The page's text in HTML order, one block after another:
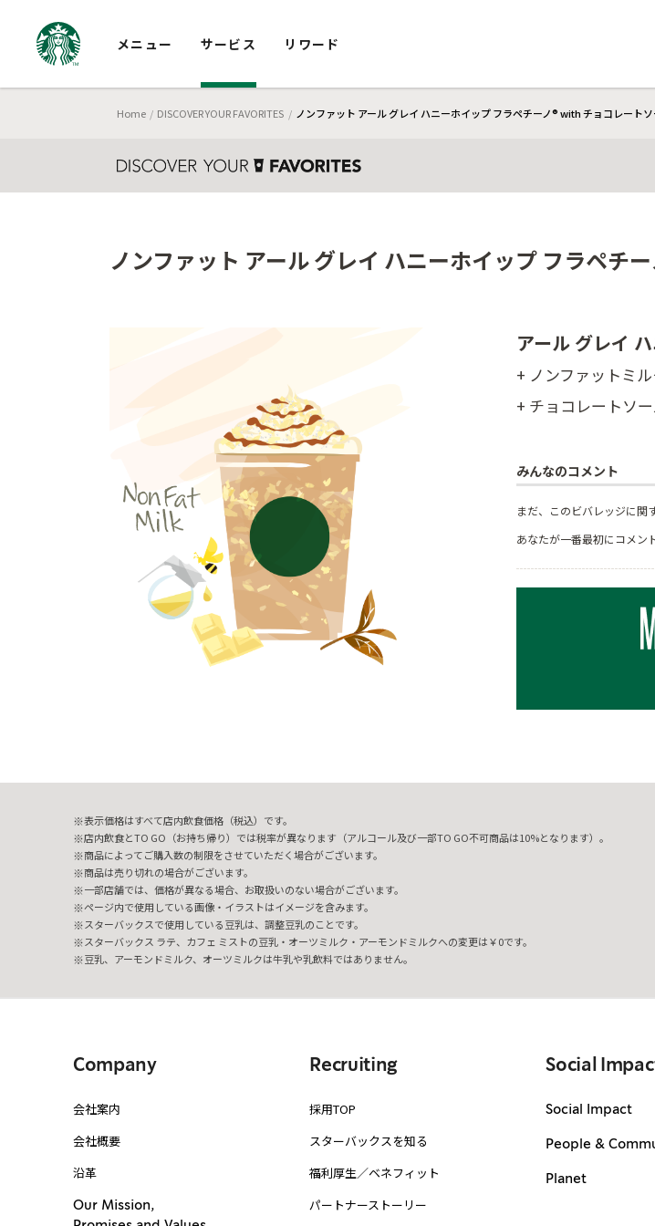
メニュー サービス リワード
Home DISCOVER YOUR FAVORITES ノンファット アール グレイ ハニーホイップ フラペチーノ® with チョコレートソ
ノンファット アール グレイ ハニーホイップ フラペチ
アール グレイ
+ ノンファットミ
+ チョコレートソー
みんなのコメント
まだ、このビバレッジに関
あなたが一番最初にコメン
表示価格はすべて店内飲食価格（税込）です。
店内飲食とTO GO（お持ち帰り）では税率が異なります（アルコール及び一部TO GO不可商品は10%となります）。
商品によってご購入数の制限をさせていただく場合がございます。
商品は売り切れの場合がございます。
一部店舗では、価格が異なる場合、お取扱いのない場合がございます。
ページ内で使用している画像・イラストはイメージを含みます。
スターバックスで使用している豆乳は、調整豆乳のことです。
スターバックス ラテ、カフェ ミストの豆乳・オーツミルク・アーモンドミルクへの変更は￥0です。
豆乳、アーモンドミルク、オーツミルクは牛乳や乳飲料ではありません。
Company
会社案内
会社概要
沿革
Our Mission,
Recruiting
採用TOP
スターバックスを知る
福利厚生／ベネフィット
パートナーストーリー
Social
Social Impact
People &
Planet